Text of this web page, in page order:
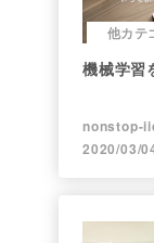
他カテ
機械学習
nonstop-
2020/03/